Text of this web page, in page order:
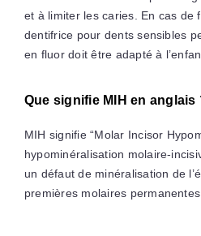
et à limiter les caries. En cas de
dentifrice pour dents sensibles
en fluor doit être adapté à
Que signifie MIH en anglais
MIH signifie “Molar Incisor
hypominéralisation molaire-
un défaut de minéralisation de
premières molaires